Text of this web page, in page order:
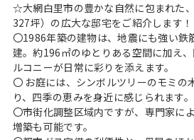
☆大網白里市の豊かな自然に包まれた
327坪）の広大な邸宅をご紹介します！
〇1986年築の建物は、地震にも強い鉄
建。約196㎡のゆとりある空間に加え
ルコニーが日常に彩りを添えます。
〇 お庭には、シンボルツリーのモミの
り、四季の恵みを身近に感じられます。
〇市街化調整区域内ですが、専門家に
増築も可能です。